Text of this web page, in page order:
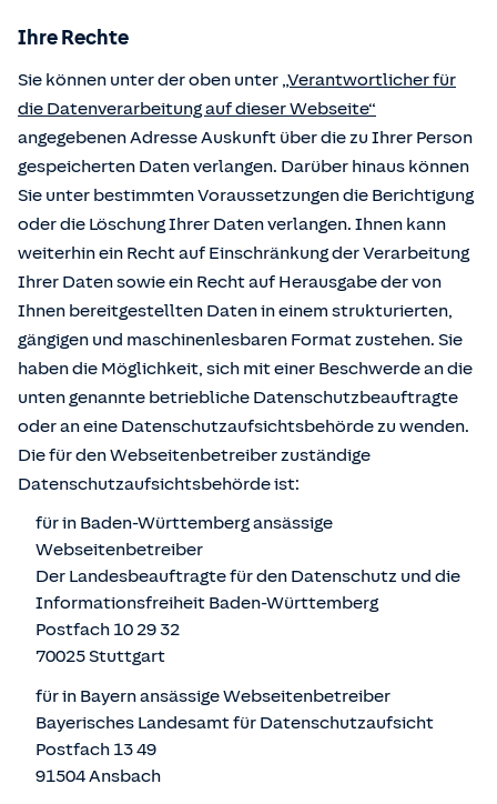
Ihre Rechte
Sie können unter der oben unter „Verantwortlicher für
die Datenverarbeitung auf dieser Webseite“
angegebenen Adresse Auskunft über die zu Ihrer Person
gespeicherten Daten verlangen. Darüber hinaus können
Sie unter bestimmten Voraussetzungen die Berichtigung
oder die Löschung Ihrer Daten verlangen. Ihnen kann
weiterhin ein Recht auf Einschränkung der Verarbeitung
Ihrer Daten sowie ein Recht auf Herausgabe der von
Ihnen bereitgestellten Daten in einem strukturierten,
gängigen und maschinenlesbaren Format zustehen. Sie
haben die Möglichkeit, sich mit einer Beschwerde an die
unten genannte betriebliche Datenschutzbeauftragte
oder an eine Datenschutzaufsichtsbehörde zu wenden.
Die für den Webseitenbetreiber zuständige
Datenschutzaufsichtsbehörde ist:
für in Baden-Württemberg ansässige
Webseitenbetreiber
Der Landesbeauftragte für den Datenschutz und die
Informationsfreiheit Baden-Württemberg
Postfach 10 29 32
70025 Stuttgart
für in Bayern ansässige Webseitenbetreiber
Bayerisches Landesamt für Datenschutzaufsicht
Postfach 13 49
91504 Ansbach